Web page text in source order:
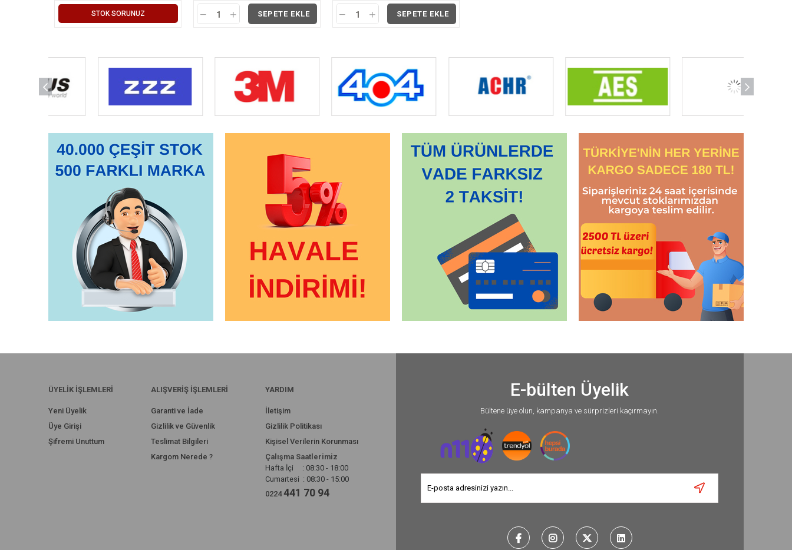
STOK SORUNUZ SEPETE EKLE SEPETE EKLE
ÜYELİK İŞLEMLERİ
Yeni Üyelik
Üye Girişi
Şifremi Unuttum
ALIŞVERİŞ İŞLEMLERİ
Garanti ve İade
Gizlilik ve Güvenlik
Teslimat Bilgileri
Kargom Nerede ?
YARDIM
İletişim
Gizlilik Politikası
Kişisel Verilerin Korunması
Çalışma Saatlerimiz
Hafta İçi : 08:30 - 18:00
Cumartesi : 08:30 - 15:00
0224441 70 94
E-bülten Üyelik
Bültene üye olun, kampanya ve sürprizleri kaçırmayın.